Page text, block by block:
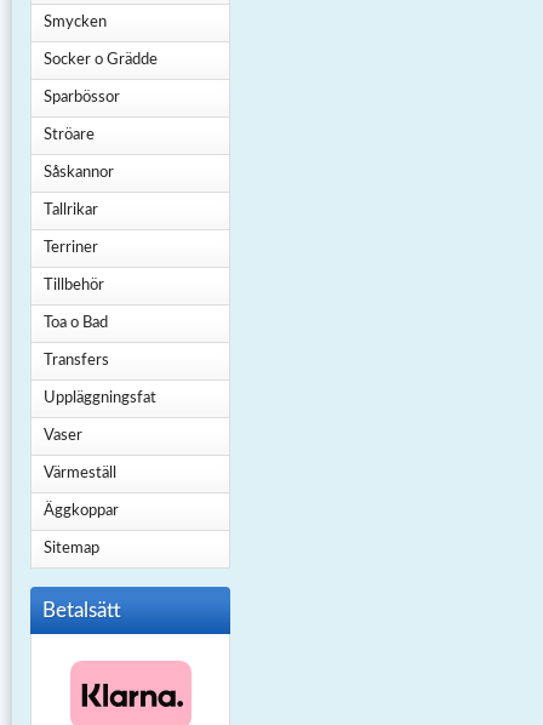
Smycken
Socker o Grädde
Sparbössor
Ströare
Såskannor
Tallrikar
Terriner
Tillbehör
Toa o Bad
Transfers
Uppläggningsfat
Vaser
Värmeställ
Äggkoppar
Sitemap
Betalsätt